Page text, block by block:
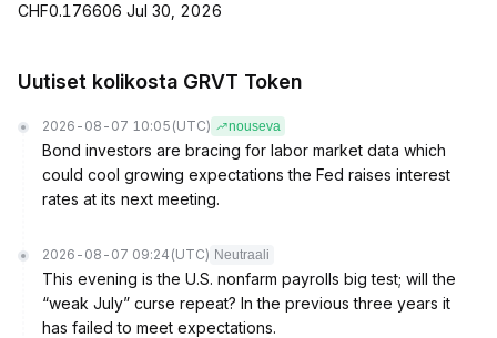
CHF0.176606 Jul 30, 2026
Uutiset kolikosta GRVT Token
2026-08-07 10:05 (UTC) nouseva
Bond investors are bracing for labor market data which
could cool growing expectations the Fed raises interest
rates at its next meeting.
2026-08-07 09:24 (UTC) Neutraali
This evening is the U.S. nonfarm payrolls big test; will the
“weak July” curse repeat? In the previous three years it
has failed to meet expectations.